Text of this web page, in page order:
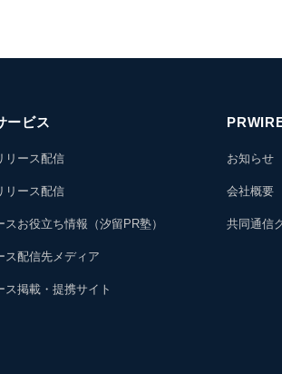
ービス
リース配信
リース配信
スお役立ち情報（汐留PR塾）
ス配信先メディア
ス掲載・提携サイト
お知らせ
会社概要
共同通信